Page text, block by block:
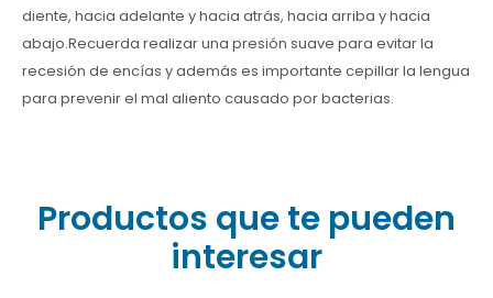
diente, hacia adelante y hacia atrás, hacia arriba y hacia
abajo.Recuerda realizar una presión suave para evitar la
recesión de encías y además es importante cepillar la lengua
para prevenir el mal aliento causado por bacterias.
Productos que te pueden
interesar